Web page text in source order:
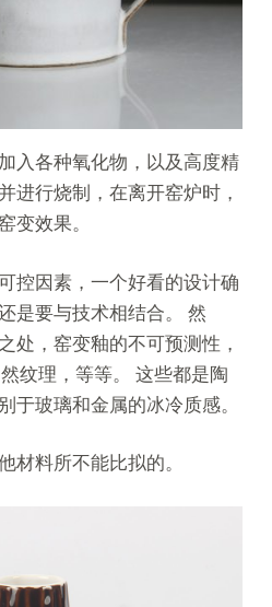
入各种氧化物，以及高度精
进行烧制，在离开窑炉时，
变效果。
控因素，一个好看的设计确
是要与技术相结合。 然
处，窑变釉的不可预测性，
纹理，等等。 这些都是陶
于玻璃和金属的冰冷质感。
材料所不能比拟的。